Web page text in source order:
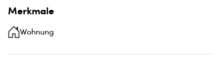
Merkmale
Wohnung